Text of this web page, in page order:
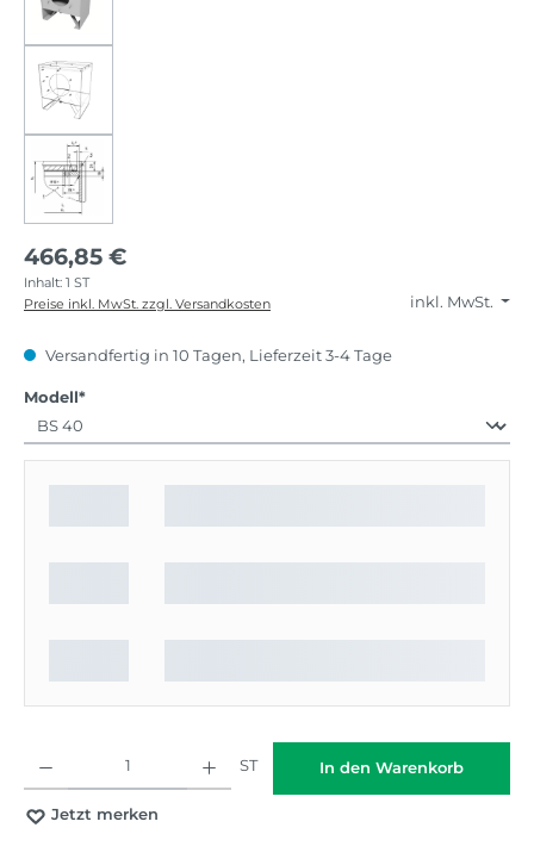
466,85 €
Inhalt: 1 ST
inkl. MwSt.
Preise inkl. MwSt. zzgl. Versandkosten
Versandfertig in 10 Tagen, Lieferzeit 3-4 Tage
Modell*auswählen
ST In den Warenkorb
Jetzt merken